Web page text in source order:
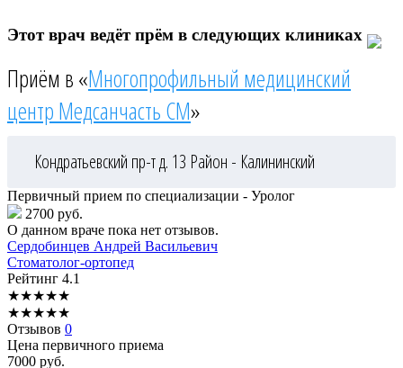
Этот врач ведёт прём в следующих клиниках
Приём в «Многопрофильный медицинский
центр Медсанчасть СМ»
Кондратьевский пр-т д. 13 Район - Калининский
Первичный прием по специализации - Уролог
2700 руб.
О данном враче пока нет отзывов.
Сердобинцев Андрей Васильевич
Стоматолог-ортопед
Рейтинг 4.1
★★★★★
★★★★★
Отзывов 0
Цена первичного приема
7000 руб.